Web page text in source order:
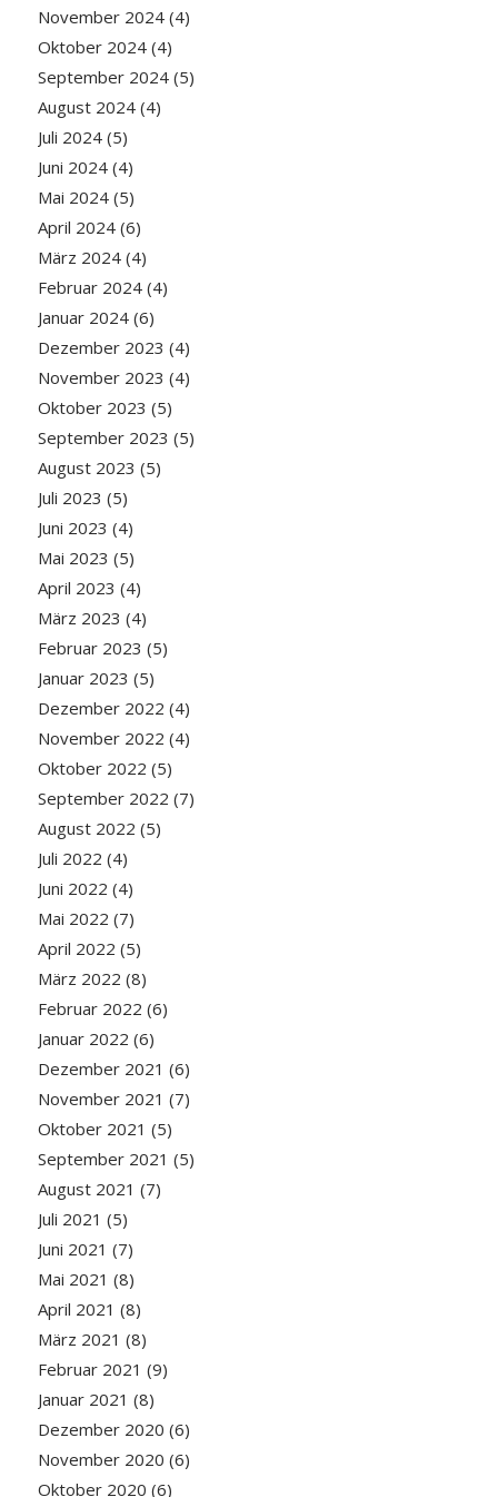
November 2024(4)
Oktober 2024(4)
September 2024(5)
August 2024(4)
Juli 2024(5)
Juni 2024(4)
Mai 2024(5)
April 2024(6)
März 2024(4)
Februar 2024(4)
Januar 2024(6)
Dezember 2023 (4)
November 2023 (4)
Oktober 2023 (5)
September 2023 (5)
August 2023 (5)
Juli 2023 (5)
Juni 2023 (4)
Mai 2023 (5)
April 2023 (4)
März 2023 (4)
Februar 2023 (5)
Januar 2023 (5)
Dezember 2022 (4)
November 2022 (4)
Oktober 2022 (5)
September 2022 (7)
August 2022 (5)
Juli 2022 (4)
Juni 2022 (4)
Mai 2022 (7)
April 2022 (5)
März 2022 (8)
Februar 2022 (6)
Januar 2022 (6)
Dezember 2021 (6)
November 2021 (7)
Oktober 2021 (5)
September 2021 (5)
August 2021 (7)
Juli 2021 (5)
Juni 2021 (7)
Mai 2021 (8)
April 2021 (8)
März 2021 (8)
Februar 2021 (9)
Januar 2021 (8)
Dezember 2020 (6)
November 2020 (6)
Oktober 2020 (6)